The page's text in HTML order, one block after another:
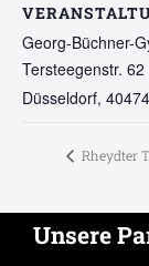
Georg-Büchner-
Tersteegenstr. 62
Düsseldorf, 40474
Rheydter
Unsere